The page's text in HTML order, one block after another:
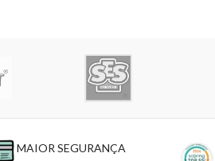
MAIOR SEGURANÇA